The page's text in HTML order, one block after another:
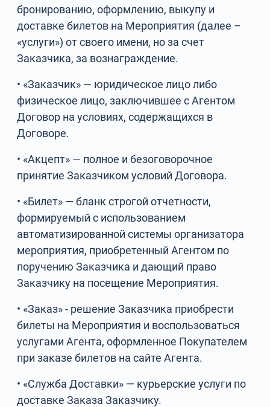
бронированию, оформлению, выкупу и
доставке билетов на Мероприятия (далее –
«услуги») от своего имени, но за счет
Заказчика, за вознаграждение.
• «Заказчик» — юридическое лицо либо
физическое лицо, заключившее с Агентом
Договор на условиях, содержащихся в
Договоре.
• «Акцепт» — полное и безоговорочное
принятие Заказчиком условий Договора.
• «Билет» — бланк строгой отчетности,
формируемый с использованием
автоматизированной системы организатора
мероприятия, приобретенный Агентом по
поручению Заказчика и дающий право
Заказчику на посещение Мероприятия.
• «Заказ» - решение Заказчика приобрести
билеты на Мероприятия и воспользоваться
услугами Агента, оформленное Покупателем
при заказе билетов на сайте Агента.
• «Служба Доставки» — курьерские услуги по
доставке Заказа Заказчику.